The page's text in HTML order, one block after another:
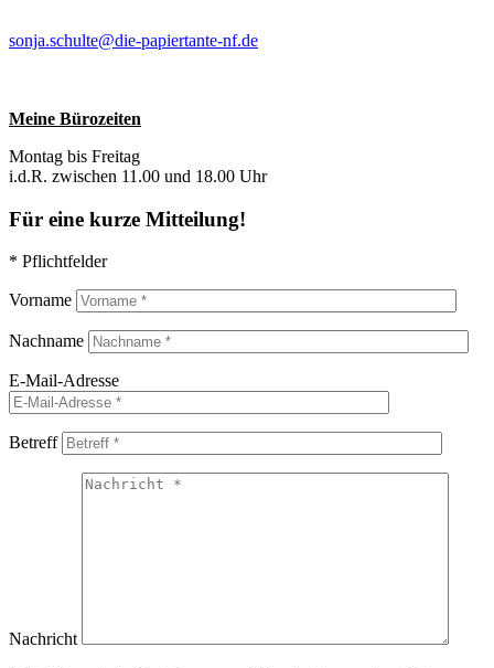
sonja.schulte@die-papiertante-nf.de
Meine Bürozeiten
Montag bis Freitag
i.d.R. zwischen 11.00 und 18.00 Uhr
Für eine kurze Mitteilung!
* Pflichtfelder
Vorname
Nachname
E-Mail-Adresse
Betreff
Nachricht